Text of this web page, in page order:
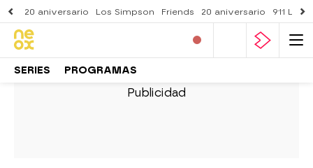
20 aniversario Los Simpson Friends 20 aniversario 911
SERIES PROGRAMAS